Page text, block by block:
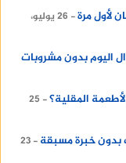
لأول مرة
26 يوليو،
اليوم بدون مشروبات
المقلية؟
25
بدون خبرة مسبقة
23